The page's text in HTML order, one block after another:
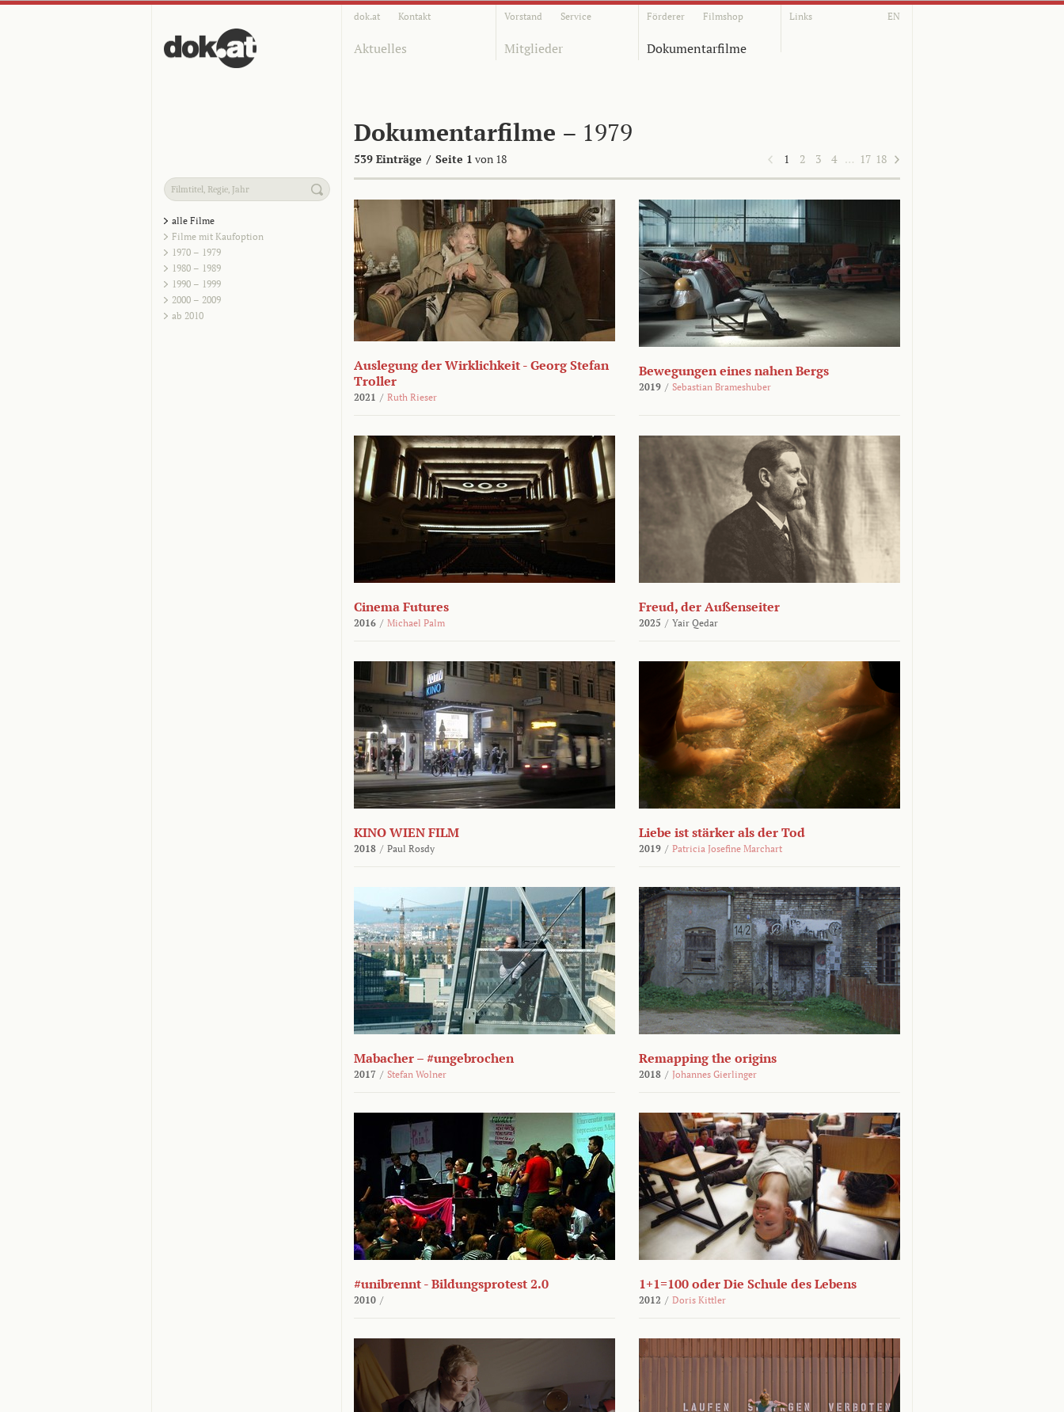
dok.at Kontakt Vorstand Service Förderer Filmshop Links EN
Aktuelles Mitglieder Dokumentarfilme
Dokumentarfilme – 1979
539 Einträge / Seite 1 von 18 1 2 3 4 … 17 18
alle Filme
Filme mit Kaufoption
1970 – 1979
1980 – 1989
1990 – 1999
2000 – 2009
ab 2010
Auslegung der Wirklichkeit - Georg Stefan
Troller
2021 / Ruth Rieser
Bewegungen eines nahen Bergs
2019 / Sebastian Brameshuber
Cinema Futures
2016 / Michael Palm
Freud, der Außenseiter
2025 / Yair Qedar
KINO WIEN FILM
2018 / Paul Rosdy
Liebe ist stärker als der Tod
2019 / Patricia Josefine Marchart
Mabacher – #ungebrochen
2017 / Stefan Wolner
Remapping the origins
2018 / Johannes Gierlinger
#unibrennt - Bildungsprotest 2.0
2010 /
1+1=100 oder Die Schule des Lebens
2012 / Doris Kittler